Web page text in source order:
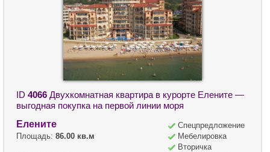
ID 4066 Двухкомнатная квартира в курорте Елените —
выгодная покупка на первой линии моря
Елените
Площадь: 86.00 кв.м
Спецпредложение
Мебелировка
Вторичка